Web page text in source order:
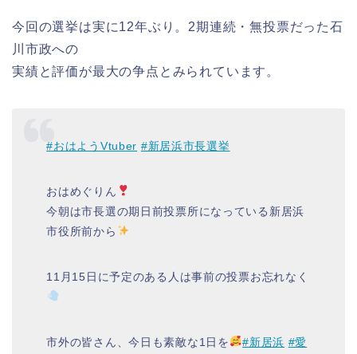
今回の選挙は実に12年ぶり。2期連続・無投票だった石
川市政への
実績と評価が最大の争点とみられています。
#おはようVtuber #新居浜市長選挙
おはめぐりん
今朝は市長選の期日前投票所になっている新居浜
市役所前から
11月15日に予定のある人は事前の投票お忘れなく
市外の皆さん、今日も素敵な1日を #新居浜 #愛